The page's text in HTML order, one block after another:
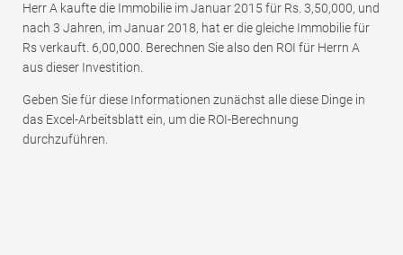
Herr A kaufte die Immobilie im Januar 2015 für Rs. 3,50,000, und
nach 3 Jahren, im Januar 2018, hat er die gleiche Immobilie für
Rs verkauft. 6,00,000. Berechnen Sie also den ROI für Herrn A
aus dieser Investition.
Geben Sie für diese Informationen zunächst alle diese Dinge in
das Excel-Arbeitsblatt ein, um die ROI-Berechnung
durchzuführen.